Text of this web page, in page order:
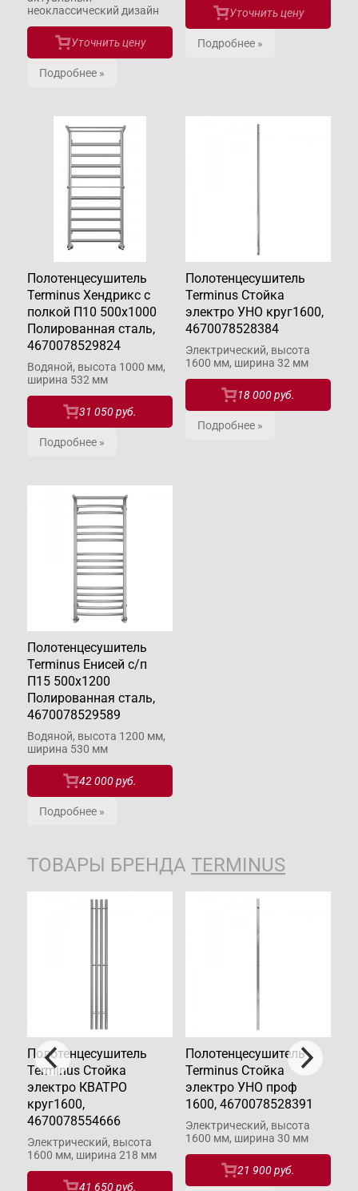
неоклассический дизайн
Уточнить цену
Подробнее »
Уточнить цену
Подробнее »
Полотенцесушитель
Terminus Хендрикс с
полкой П10 500х1000
Полированная сталь,
4670078529824
Водяной, высота 1000 мм,
ширина 532 мм
31 050 руб.
Подробнее »
Полотенцесушитель
Terminus Стойка
электро УНО круг1600,
4670078528384
Электрический, высота
1600 мм, ширина 32 мм
18 000 руб.
Подробнее »
Полотенцесушитель
Terminus Енисей с/п
П15 500х1200
Полированная сталь,
4670078529589
Водяной, высота 1200 мм,
ширина 530 мм
42 000 руб.
Подробнее »
ТОВАРЫ БРЕНДА TERMINUS
Полотенцесушитель
Terminus Стойка
электро КВАТРО
круг1600,
4670078554666
Электрический, высота
1600 мм, ширина 218 мм
41 650 руб.
Полотенцесушитель
Terminus Стойка
электро УНО проф
1600, 4670078528391
Электрический, высота
1600 мм, ширина 30 мм
21 900 руб.